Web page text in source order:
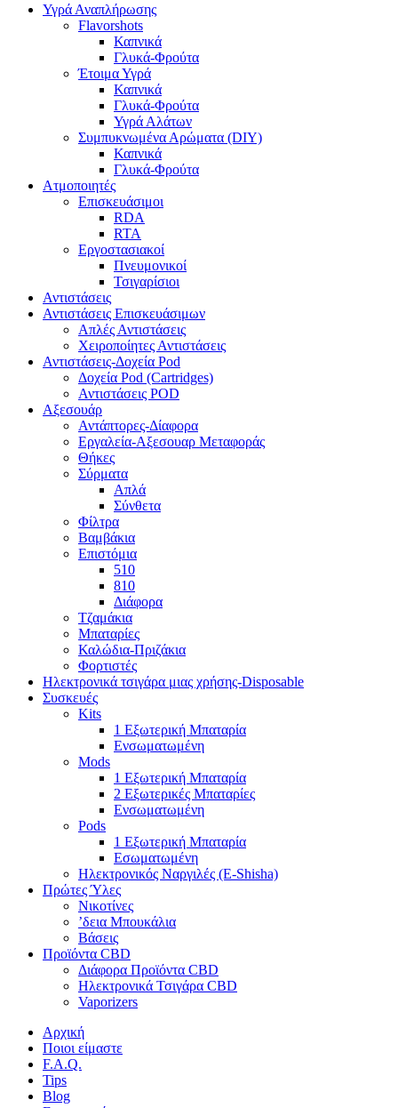
Υγρά Αναπλήρωσης
Flavorshots
Καπνικά
Γλυκά-Φρούτα
Έτοιμα Υγρά
Καπνικά
Γλυκά-Φρούτα
Υγρά Αλάτων
Συμπυκνωμένα Αρώματα (DIY)
Καπνικά
Γλυκά-Φρούτα
Ατμοποιητές
Επισκευάσιμοι
RDA
RTA
Εργοστασιακοί
Πνευμονικοί
Τσιγαρίσιοι
Αντιστάσεις
Αντιστάσεις Επισκευάσιμων
Απλές Αντιστάσεις
Χειροποίητες Αντιστάσεις
Αντιστάσεις-Δοχεία Pod
Δοχεία Pod (Cartridges)
Αντιστάσεις POD
Αξεσουάρ
Αντάπτορες-Δίαφορα
Εργαλεία-Αξεσουαρ Μεταφοράς
Θήκες
Σύρματα
Απλά
Σύνθετα
Φίλτρα
Βαμβάκια
Επιστόμια
510
810
Διάφορα
Τζαμάκια
Μπαταρίες
Καλώδια-Πριζάκια
Φορτιστές
Ηλεκτρονικά τσιγάρα μιας χρήσης-Disposable
Συσκευές
Kits
1 Εξωτερική Μπαταρία
Ενσωματωμένη
Mods
1 Εξωτερική Μπαταρία
2 Εξωτερικές Μπαταρίες
Ενσωματωμένη
Pods
1 Εξωτερική Μπαταρία
Εσωματωμένη
Ηλεκτρονικός Ναργιλές (E-Shisha)
Πρώτες Ύλες
Νικοτίνες
’δεια Μπουκάλια
Βάσεις
Προϊόντα CBD
Διάφορα Προϊόντα CBD
Ηλεκτρονικά Τσιγάρα CBD
Vaporizers
Αρχική
Ποιοι είμαστε
F.A.Q.
Tips
Blog